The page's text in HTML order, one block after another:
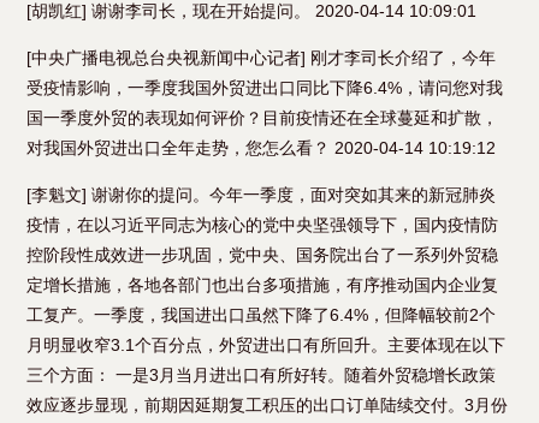
[胡凯红] 谢谢李司长，现在开始提问。 2020-04-14 10:09:01
[​中央广播电视总台央视新闻中心记者] 刚才李司长介绍了，今年
受疫情影响，一季度我国外贸进出口同比下降6.4%，请问您对我
国一季度外贸的表现如何评价？目前疫情还在全球蔓延和扩散，
对我国外贸进出口全年走势，您怎么看？ 2020-04-14 10:19:12
[李魁文] 谢谢你的提问。今年一季度，面对突如其来的新冠肺炎
疫情，在以习近平同志为核心的党中央坚强领导下，国内疫情防
控阶段性成效进一步巩固，党中央、国务院出台了一系列外贸稳
定增长措施，各地各部门也出台多项措施，有序推动国内企业复
工复产。一季度，我国进出口虽然下降了6.4%，但降幅较前2个
月明显收窄3.1个百分点，外贸进出口有所回升。主要体现在以下
三个方面： 一是3月当月进出口有所好转。随着外贸稳增长政策
效应逐步显现，前期因延期复工积压的出口订单陆续交付。3月份